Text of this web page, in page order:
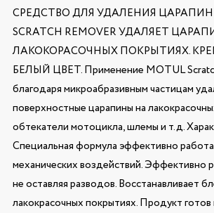
СРЕДСТВО ДЛЯ УДАЛЕНИЯ ЦАРАПИН
SCRATCH REMOVER УДАЛЯЕТ
ЛАКОКОРАСОЧНЫХ ПОКРЫТИЯХ.
БЕЛЫЙ ЦВЕТ. Применение MOTUL
благодаря микроабразивным частицам
поверхностные царапины на
обтекатели мотоцикла, шлемы и т.д.
Специальная формула эффективно
механических воздействий. Эффективно
не оставляя разводов. Восстанавливает
лакокрасочных покрытиях. Продукт